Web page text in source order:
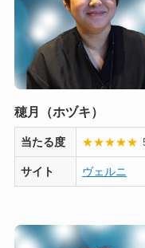
穂月（ホヅキ）
当たる度 ★★★★★
サイト ヴェルニ